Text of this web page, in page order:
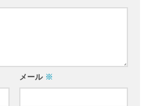
メール ※